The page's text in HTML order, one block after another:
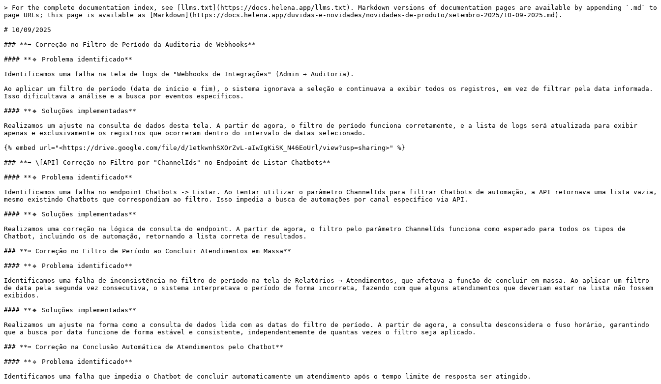
> For the complete documentation index, see [llms.txt](https://docs.helena.app/llms.txt). Markdown versions of documentation pages are available by appending `.md` to
page URLs; this page is available as [Markdown](https://docs.helena.app/duvidas-e-novidades/novidades-de-produto/setembro-2025/10-09-2025.md).
# 10/09/2025
### **➡️ Correção no Filtro de Período da Auditoria de Webhooks**
#### **🔹 Problema identificado**
Identificamos uma falha na tela de logs de "Webhooks de Integrações" (Admin → Auditoria).
Ao aplicar um filtro de período (data de início e fim), o sistema ignorava a seleção e continuava a exibir todos os registros, em vez de filtrar pela data informada.
Isso dificultava a análise e a busca por eventos específicos.
#### **🔹 Soluções implementadas**
Realizamos um ajuste na consulta de dados desta tela. A partir de agora, o filtro de período funciona corretamente, e a lista de logs será atualizada para exibir
apenas e exclusivamente os registros que ocorreram dentro do intervalo de datas selecionado.
{% embed url="<https://drive.google.com/file/d/1etkwnhSXOrZvL-aIwIgKiSK_N46EoUrl/view?usp=sharing>" %}
### **➡️ \[API] Correção no Filtro por "ChannelIds" no Endpoint de Listar Chatbots**
#### **🔹 Problema identificado**
Identificamos uma falha no endpoint Chatbots -> Listar. Ao tentar utilizar o parâmetro ChannelIds para filtrar Chatbots de automação, a API retornava uma lista vazia,
mesmo existindo Chatbots que correspondiam ao filtro. Isso impedia a busca de automações por canal específico via API.
#### **🔹 Soluções implementadas**
Realizamos uma correção na lógica de consulta do endpoint. A partir de agora, o filtro pelo parâmetro ChannelIds funciona como esperado para todos os tipos de
Chatbot, incluindo os de automação, retornando a lista correta de resultados.
### **➡️ Correção no Filtro de Período ao Concluir Atendimentos em Massa**
#### **🔹 Problema identificado**
Identificamos uma falha de inconsistência no filtro de período na tela de Relatórios → Atendimentos, que afetava a função de concluir em massa. Ao aplicar um filtro
de data pela segunda vez consecutiva, o sistema interpretava o período de forma incorreta, fazendo com que alguns atendimentos que deveriam estar na lista não fossem
exibidos.
#### **🔹 Soluções implementadas**
Realizamos um ajuste na forma como a consulta de dados lida com as datas do filtro de período. A partir de agora, a consulta desconsidera o fuso horário, garantindo
que a busca por data funcione de forma estável e consistente, independentemente de quantas vezes o filtro seja aplicado.
### **➡️ Correção na Conclusão Automática de Atendimentos pelo Chatbot**
#### **🔹 Problema identificado**
Identificamos uma falha que impedia o Chatbot de concluir automaticamente um atendimento após o tempo limite de resposta ser atingido.